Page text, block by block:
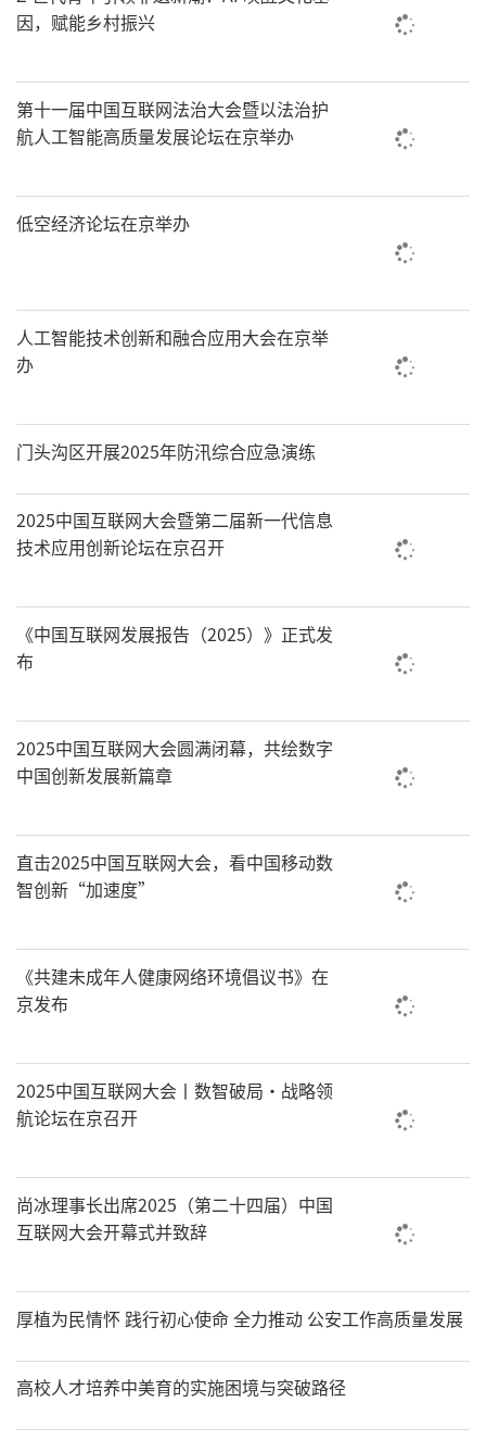
因，赋能乡村振兴
第十一届中国互联网法治大会暨以法治护
航人工智能高质量发展论坛在京举办
低空经济论坛在京举办
人工智能技术创新和融合应用大会在京举
办
门头沟区开展2025年防汛综合应急演练
2025中国互联网大会暨第二届新一代信息
技术应用创新论坛在京召开
《中国互联网发展报告（2025）》正式发
布
2025中国互联网大会圆满闭幕，共绘数字
中国创新发展新篇章
直击2025中国互联网大会，看中国移动数
智创新“加速度”
《共建未成年人健康网络环境倡议书》在
京发布
2025中国互联网大会丨数智破局·战略领
航论坛在京召开
尚冰理事长出席2025（第二十四届）中国
互联网大会开幕式并致辞
厚植为民情怀 践行初心使命 全力推动 公安工作高质量发展
高校人才培养中美育的实施困境与突破路径